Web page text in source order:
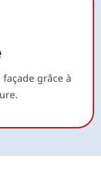
grâce à